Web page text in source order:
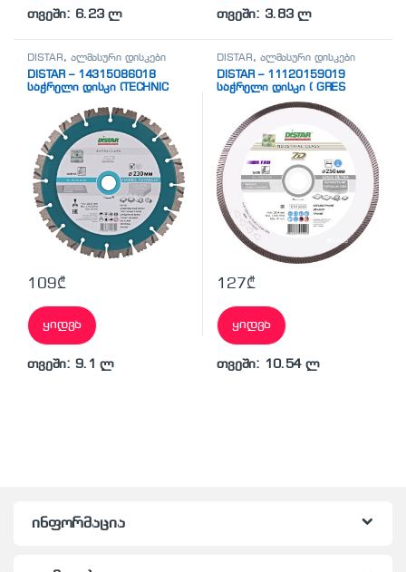
თვეში: 6.23 ლ თვეში: 3.83 ლ
DISTAR, ალმასური დისკები
DISTAR – 14315086018
საჭრელი დისკი (TECHNIC
109₾
ყიდვა
თვეში: 9.1 ლ
DISTAR, ალმასური დისკები
DISTAR – 11120159019
საჭრელი დისკი ( GRES
127₾
ყიდვა
თვეში: 10.54 ლ
ინფორმაცია